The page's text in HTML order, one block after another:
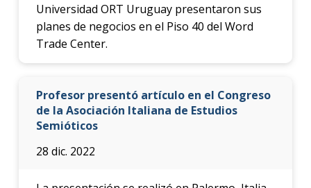
Universidad ORT Uruguay presentaron sus
planes de negocios en el Piso 40 del Word
Trade Center.
Profesor presentó artículo en el Congreso
de la Asociación Italiana de Estudios
Semióticos
28 dic. 2022